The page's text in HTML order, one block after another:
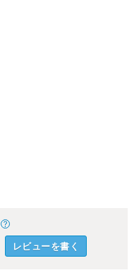
レビューを書く